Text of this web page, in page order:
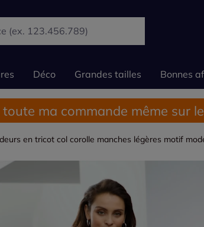
Déco Grandes tailles Bonnes
toute ma commande même sur
en tricot col corolle manches légères motif